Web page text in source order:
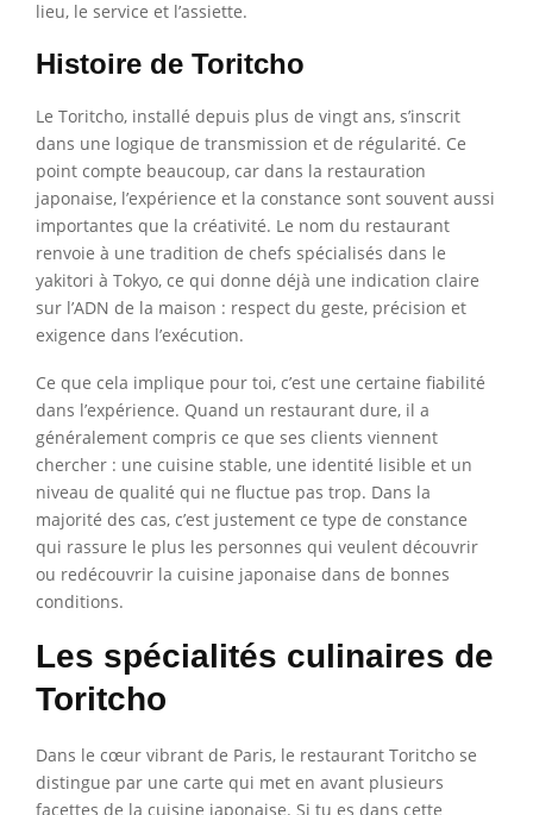
lieu, le service et l’assiette.
Histoire de Toritcho
Le Toritcho, installé depuis plus de vingt ans, s’inscrit
dans une logique de transmission et de régularité. Ce
point compte beaucoup, car dans la restauration
japonaise, l’expérience et la constance sont souvent aussi
importantes que la créativité. Le nom du restaurant
renvoie à une tradition de chefs spécialisés dans le
yakitori à Tokyo, ce qui donne déjà une indication claire
sur l’ADN de la maison : respect du geste, précision et
exigence dans l’exécution.
Ce que cela implique pour toi, c’est une certaine fiabilité
dans l’expérience. Quand un restaurant dure, il a
généralement compris ce que ses clients viennent
chercher : une cuisine stable, une identité lisible et un
niveau de qualité qui ne fluctue pas trop. Dans la
majorité des cas, c’est justement ce type de constance
qui rassure le plus les personnes qui veulent découvrir
ou redécouvrir la cuisine japonaise dans de bonnes
conditions.
Les spécialités culinaires de
Toritcho
Dans le cœur vibrant de Paris, le restaurant Toritcho se
distingue par une carte qui met en avant plusieurs
facettes de la cuisine japonaise. Si tu es dans cette